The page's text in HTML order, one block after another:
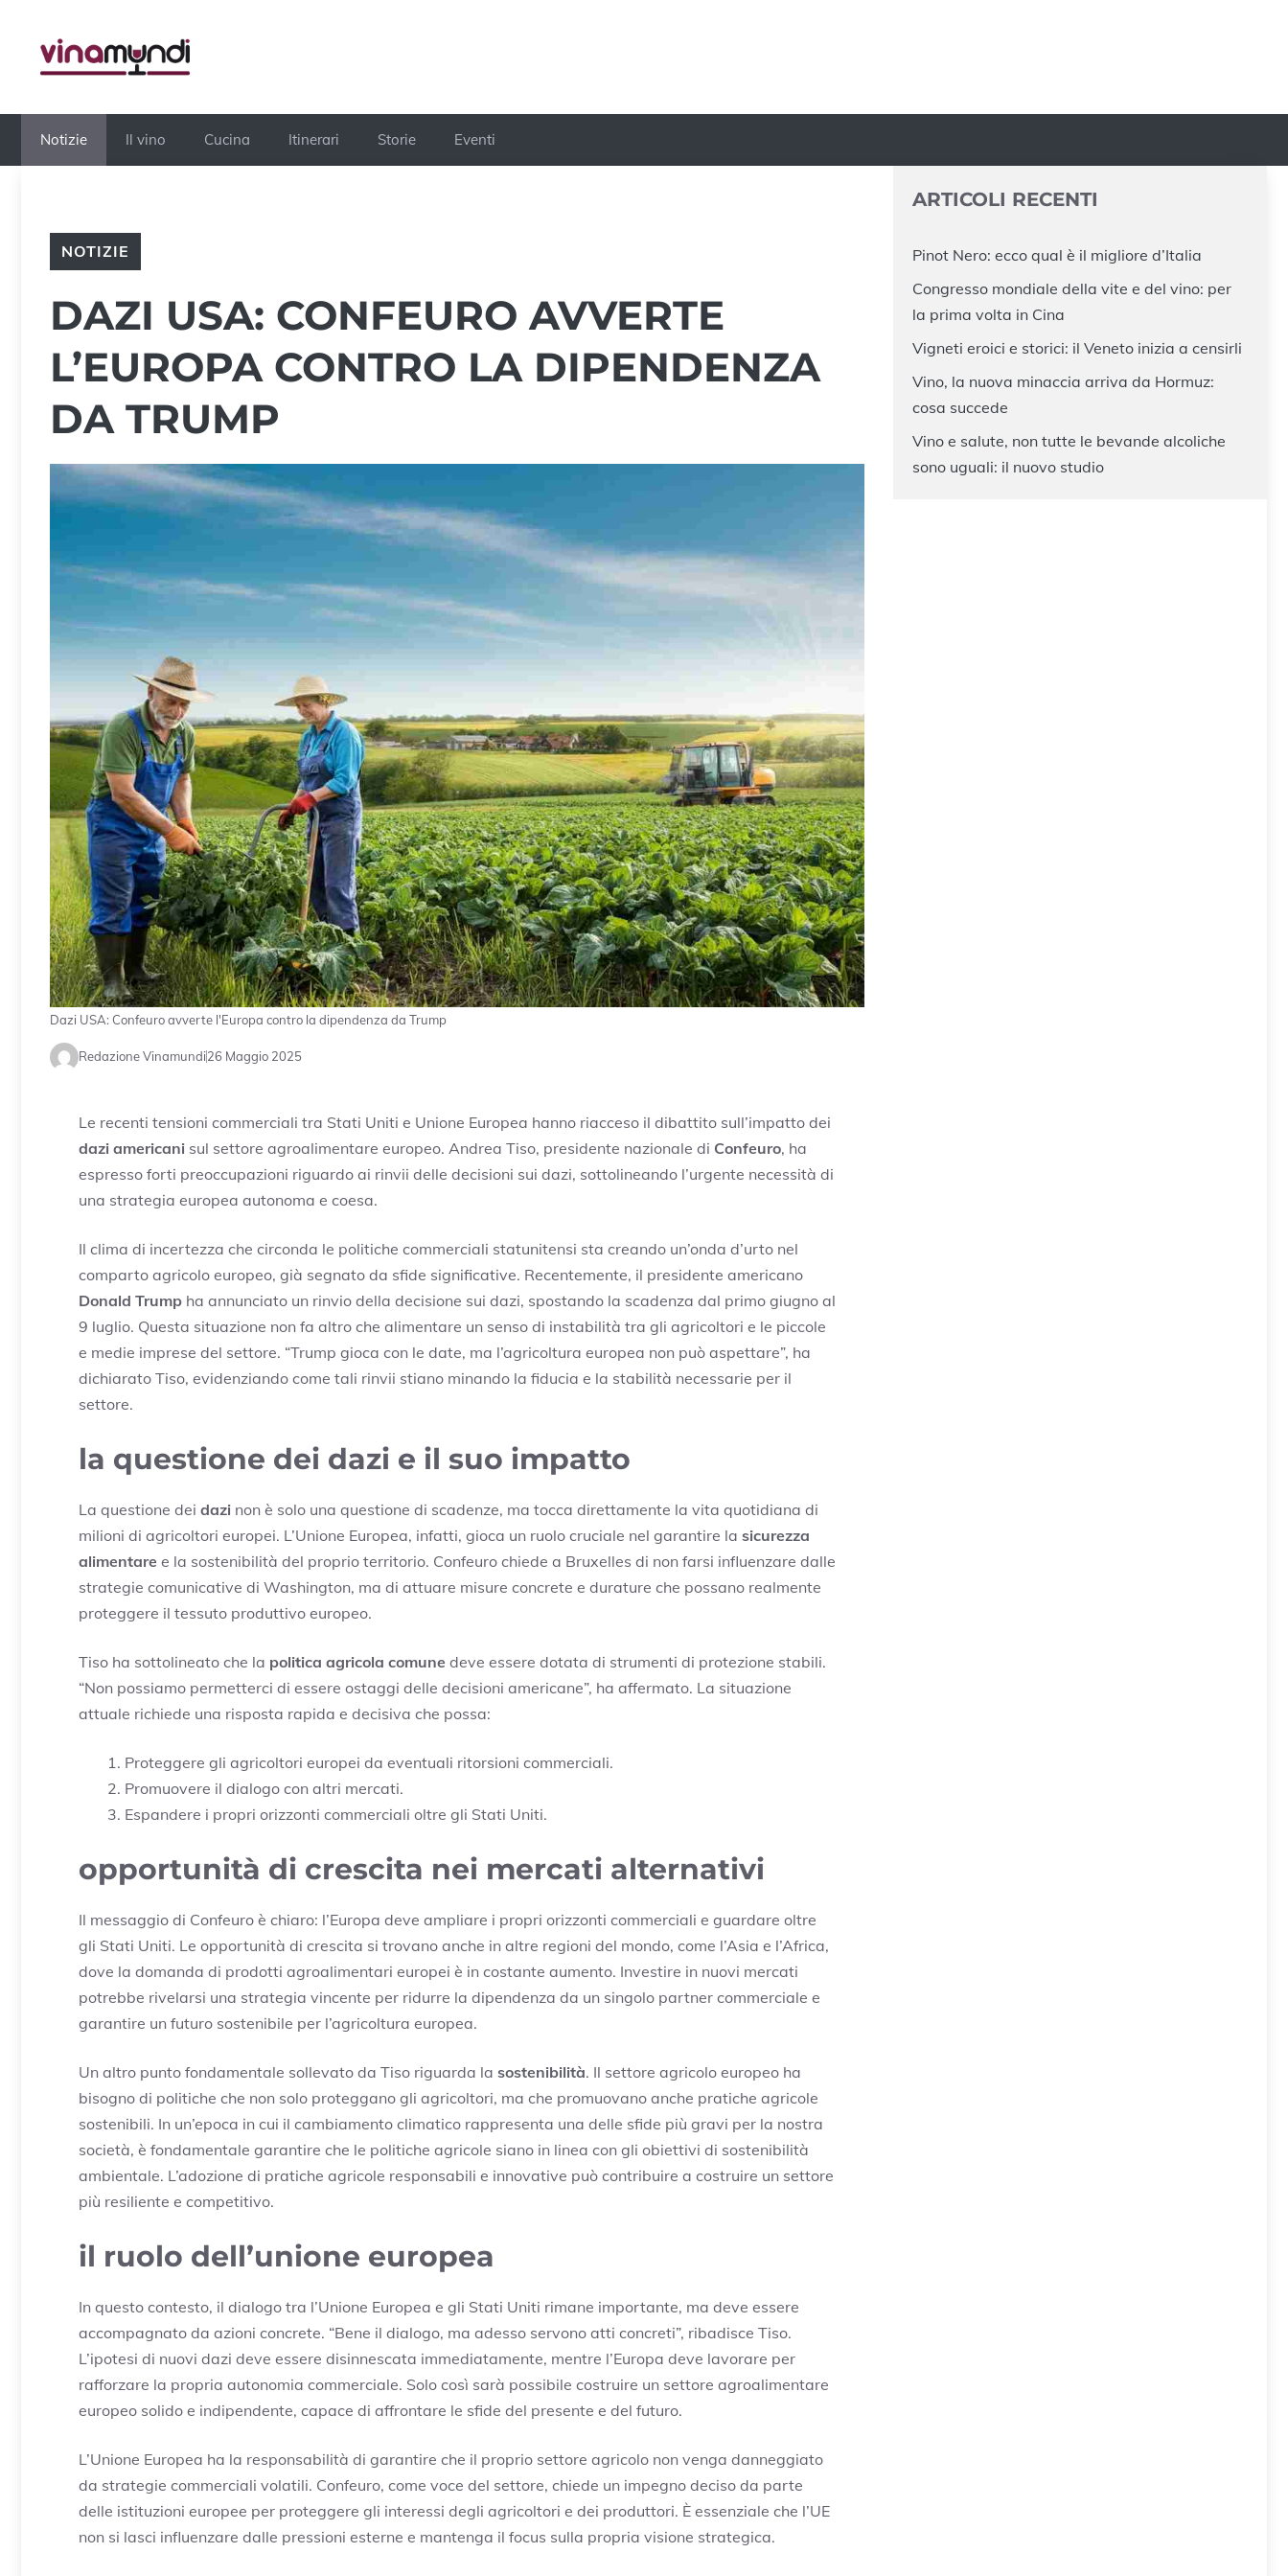
contenuto
Notizie Il vino Cucina Itinerari Storie Eventi
NOTIZIE
DAZI USA: CONFEURO AVVERTE
L’EUROPA CONTRO LA DIPENDENZA
DA TRUMP
Dazi USA: Confeuro avverte l'Europa contro la dipendenza da Trump
Redazione Vinamundi26 Maggio 2025
Le recenti tensioni commerciali tra Stati Uniti e Unione Europea hanno riacceso il dibattito sull’impatto dei
dazi americani sul settore agroalimentare europeo. Andrea Tiso, presidente nazionale di Confeuro, ha
espresso forti preoccupazioni riguardo ai rinvii delle decisioni sui dazi, sottolineando l’urgente necessità di
una strategia europea autonoma e coesa.
Il clima di incertezza che circonda le politiche commerciali statunitensi sta creando un’onda d’urto nel
comparto agricolo europeo, già segnato da sfide significative. Recentemente, il presidente americano
Donald Trump ha annunciato un rinvio della decisione sui dazi, spostando la scadenza dal primo giugno al
9 luglio. Questa situazione non fa altro che alimentare un senso di instabilità tra gli agricoltori e le piccole
e medie imprese del settore. “Trump gioca con le date, ma l’agricoltura europea non può aspettare”, ha
dichiarato Tiso, evidenziando come tali rinvii stiano minando la fiducia e la stabilità necessarie per il
settore.
la questione dei dazi e il suo impatto
La questione dei dazi non è solo una questione di scadenze, ma tocca direttamente la vita quotidiana di
milioni di agricoltori europei. L’Unione Europea, infatti, gioca un ruolo cruciale nel garantire la sicurezza
alimentare e la sostenibilità del proprio territorio. Confeuro chiede a Bruxelles di non farsi influenzare dalle
strategie comunicative di Washington, ma di attuare misure concrete e durature che possano realmente
proteggere il tessuto produttivo europeo.
Tiso ha sottolineato che la politica agricola comune deve essere dotata di strumenti di protezione stabili.
“Non possiamo permetterci di essere ostaggi delle decisioni americane”, ha affermato. La situazione
attuale richiede una risposta rapida e decisiva che possa:
Proteggere gli agricoltori europei da eventuali ritorsioni commerciali.
Promuovere il dialogo con altri mercati.
Espandere i propri orizzonti commerciali oltre gli Stati Uniti.
opportunità di crescita nei mercati alternativi
Il messaggio di Confeuro è chiaro: l’Europa deve ampliare i propri orizzonti commerciali e guardare oltre
gli Stati Uniti. Le opportunità di crescita si trovano anche in altre regioni del mondo, come l’Asia e l’Africa,
dove la domanda di prodotti agroalimentari europei è in costante aumento. Investire in nuovi mercati
potrebbe rivelarsi una strategia vincente per ridurre la dipendenza da un singolo partner commerciale e
garantire un futuro sostenibile per l’agricoltura europea.
Un altro punto fondamentale sollevato da Tiso riguarda la sostenibilità. Il settore agricolo europeo ha
bisogno di politiche che non solo proteggano gli agricoltori, ma che promuovano anche pratiche agricole
sostenibili. In un’epoca in cui il cambiamento climatico rappresenta una delle sfide più gravi per la nostra
società, è fondamentale garantire che le politiche agricole siano in linea con gli obiettivi di sostenibilità
ambientale. L’adozione di pratiche agricole responsabili e innovative può contribuire a costruire un settore
più resiliente e competitivo.
il ruolo dell’unione europea
In questo contesto, il dialogo tra l’Unione Europea e gli Stati Uniti rimane importante, ma deve essere
accompagnato da azioni concrete. “Bene il dialogo, ma adesso servono atti concreti”, ribadisce Tiso.
L’ipotesi di nuovi dazi deve essere disinnescata immediatamente, mentre l’Europa deve lavorare per
rafforzare la propria autonomia commerciale. Solo così sarà possibile costruire un settore agroalimentare
europeo solido e indipendente, capace di affrontare le sfide del presente e del futuro.
L’Unione Europea ha la responsabilità di garantire che il proprio settore agricolo non venga danneggiato
da strategie commerciali volatili. Confeuro, come voce del settore, chiede un impegno deciso da parte
delle istituzioni europee per proteggere gli interessi degli agricoltori e dei produttori. È essenziale che l’UE
non si lasci influenzare dalle pressioni esterne e mantenga il focus sulla propria visione strategica.
ARTICOLI RECENTI
Pinot Nero: ecco qual è il migliore d’Italia
Congresso mondiale della vite e del vino: per
la prima volta in Cina
Vigneti eroici e storici: il Veneto inizia a censirli
Vino, la nuova minaccia arriva da Hormuz:
cosa succede
Vino e salute, non tutte le bevande alcoliche
sono uguali: il nuovo studio